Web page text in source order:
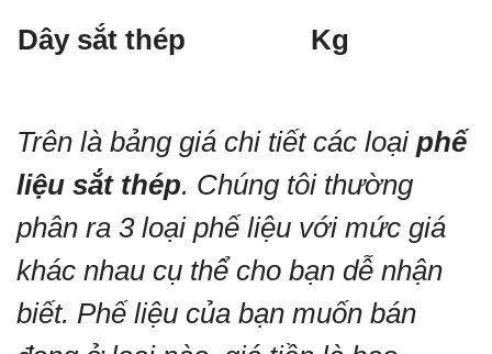
Dây sắt thép
Kg
Trên là bảng giá chi tiết các loại phế
liệu sắt thép. Chúng tôi thường
phân ra 3 loại phế liệu với mức giá
khác nhau cụ thể cho bạn dễ nhận
biết. Phế liệu của bạn muốn bán